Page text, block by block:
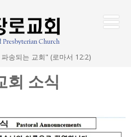
송되는 교회" (로마서 12:2)
회 소식